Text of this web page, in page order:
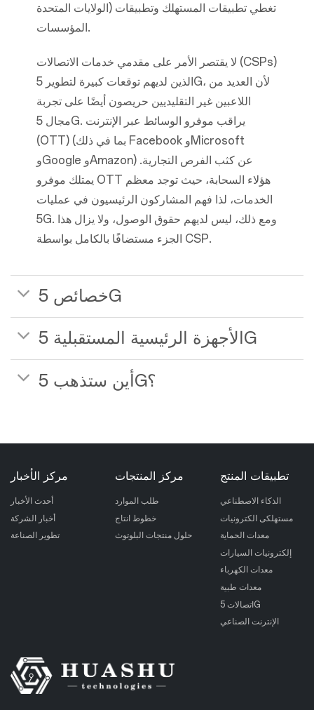
الولايات المتحدة) تغطي تطبيقات المستهلك وتطبيقات
المؤسسات.
لا يقتصر الأمر على مقدمي خدمات الاتصالات (CSPs)
الذين لديهم توقعات كبيرة لتطوير 5G، لأن العديد من
اللاعبين غير التقليديين حريصون أيضًا على تجربة
مجال 5G. يراقب موفرو الوسائط عبر الإنترنت
(OTT) (بما في ذلك Facebook وMicrosoft
وGoogle وAmazon) عن كثب الفرص التجارية.
يمتلك موفرو OTT هؤلاء السحابة، حيث توجد معظم
الخدمات، لذا فهم المشاركون الرئيسيون في عمليات
5G. ومع ذلك، ليس لديهم حقوق الوصول، ولا يزال هذا
الجزء مستضافًا بالكامل بواسطة CSP.
خصائص 5G
الأجهزة الرئيسية المستقبلية 5G
أين ستذهب 5G؟
مركز الأخبار
أحدث الأخبار
أخبار الشركة
تطوير الصناعة
مركز المنتجات
طلب الموارد
خطوط انتاج
حلول منتجات البلوتوث
تطبيقات المنتج
الذكاء الاصطناعي
مستهلكى الكترونيات
معدات الحماية
إلكترونيات السيارات
معدات الكهرباء
معدات طبية
اتصالات 5G
الإنترنت الصناعي